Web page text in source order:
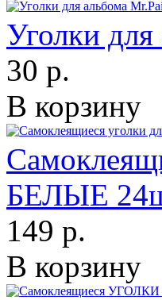
Уголки
30 р.
В корзину
БЕЛЫЕ
149 р.
В корзину